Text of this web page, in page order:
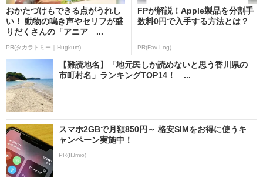
おかたづけもできる点がうれし
い！ 動物の鳴き声やセリフが盛
りだくさんの「アニア ...
PR(タカラトミー｜Hugkum)
FPが解説！Apple製品を分割手
数料0円で入手する方法とは？
PR(Fav-Log)
【難読地名】「地元民しか読めないと思う香川県の
市町村名」ランキングTOP14！ ...
スマホ2GBで月額850円～ 格安SIMをお得に使うキ
ャンペーン実施中！
PR(IIJmio)